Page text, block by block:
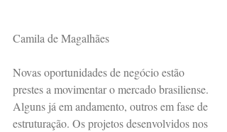
Camila de Magalhães
Novas oportunidades de negócio estão
prestes a movimentar o mercado brasiliense.
Alguns já em andamento, outros em fase de
estruturação. Os projetos desenvolvidos nos